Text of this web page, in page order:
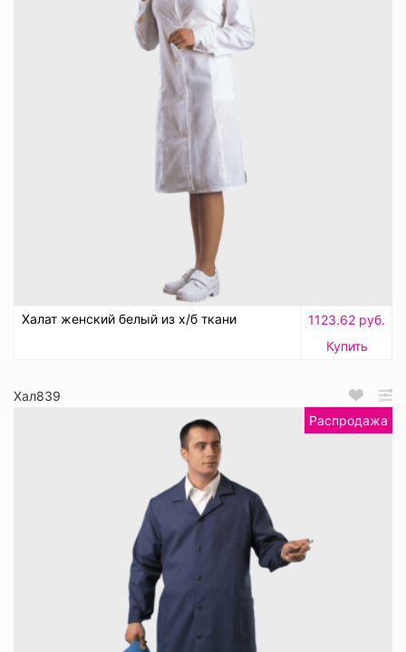
Халат женский белый из х/б ткани
1123.62 руб.
Купить
Хал839
Распродажа